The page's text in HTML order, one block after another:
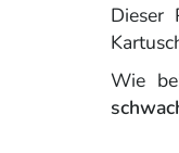
Dieser
Wie